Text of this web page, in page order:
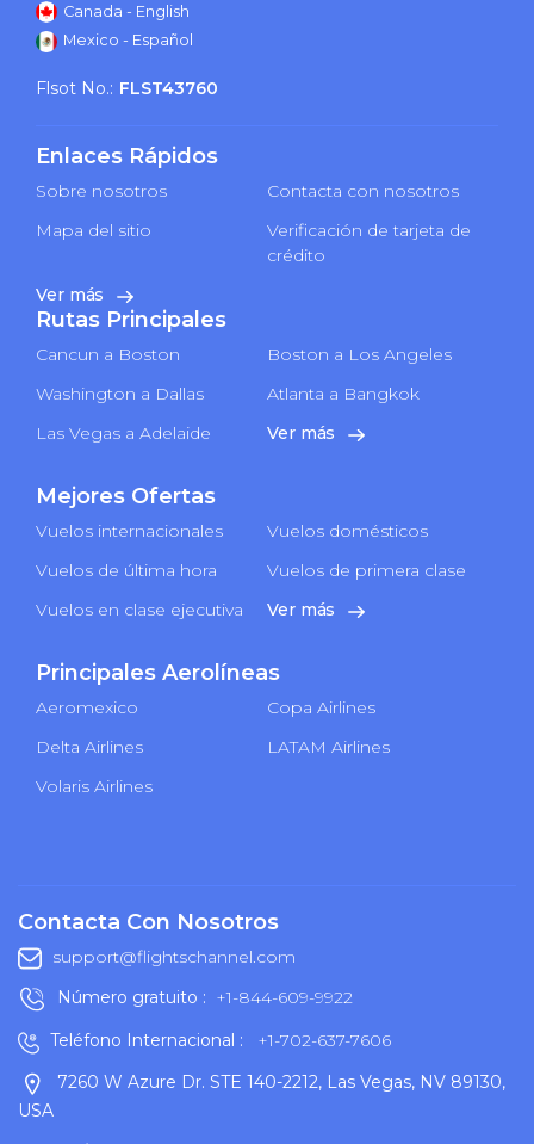
Canada - English
Mexico - Español
Flsot No.: FLST43760
Enlaces Rápidos
Sobre nosotros
Contacta con nosotros
Mapa del sitio
Verificación de tarjeta de
crédito
Ver más
Rutas Principales
Cancun a Boston
Boston a Los Angeles
Washington a Dallas
Atlanta a Bangkok
Las Vegas a Adelaide
Ver más
Mejores Ofertas
Vuelos internacionales
Vuelos domésticos
Vuelos de última hora
Vuelos de primera clase
Vuelos en clase ejecutiva
Ver más
Principales Aerolíneas
Aeromexico
Copa Airlines
Delta Airlines
LATAM Airlines
Volaris Airlines
Contacta Con Nosotros
support@flightschannel.com
Número gratuito : +1-844-609-9922
Teléfono Internacional :
+1-702-637-7606
7260 W Azure Dr. STE 140-2212, Las Vegas, NV 89130,
USA